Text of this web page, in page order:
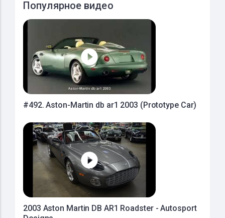
Популярное видео
#492. Aston-Martin db ar1 2003 (Prototype Car)
2003 Aston Martin DB AR1 Roadster - Autosport